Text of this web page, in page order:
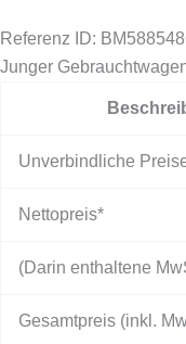
Referenz ID:
Junger
Unverbindliche
Nettopreis*
(Darin enthaltene
Gesamtpreis (inkl.